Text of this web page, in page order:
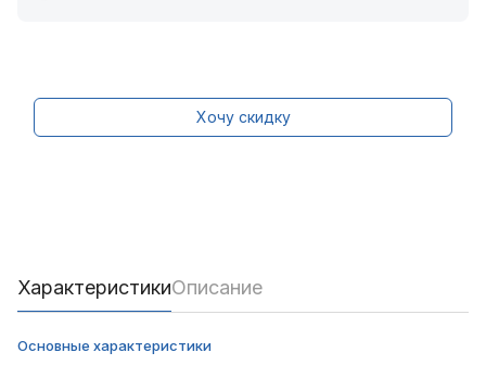
Хочу скидку
ХарактеристикиОписание
Основные характеристики